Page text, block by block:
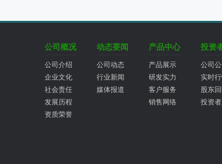
公司概况
公司介绍
企业文化
社会责任
发展历程
资质荣誉
动态要闻
公司动态
行业新闻
媒体报道
产品中心
产品展示
研发实力
客户服务
销售网络
投资
公司
实时
股东
投资